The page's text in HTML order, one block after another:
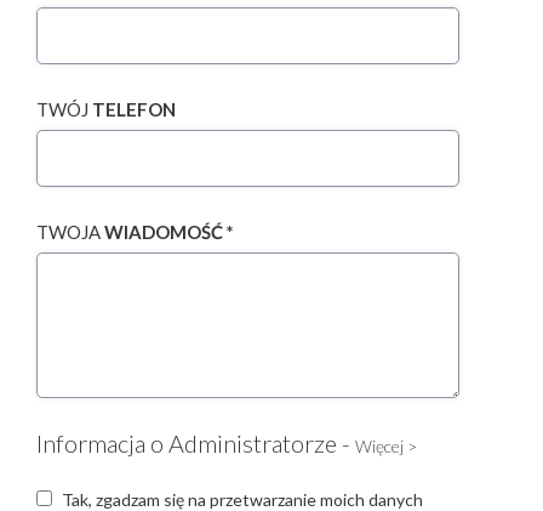
TWÓJ TELEFON
TWOJAWIADOMOŚĆ *
Informacja o Administratorze - Więcej >
Tak, zgadzam się na przetwarzanie moich danych